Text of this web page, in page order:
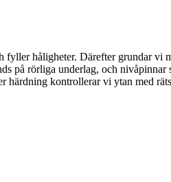
håligheter. Därefter grundar vi
på rörliga underlag, och
kontrollerar vi ytan med